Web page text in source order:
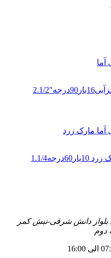
2
4
دانش شرقی-نبش کمر